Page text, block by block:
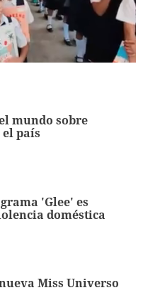
mundo sobre
el país
'Glee' es
doméstica
Miss Universo